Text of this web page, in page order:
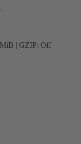
MiB | GZIP: Off